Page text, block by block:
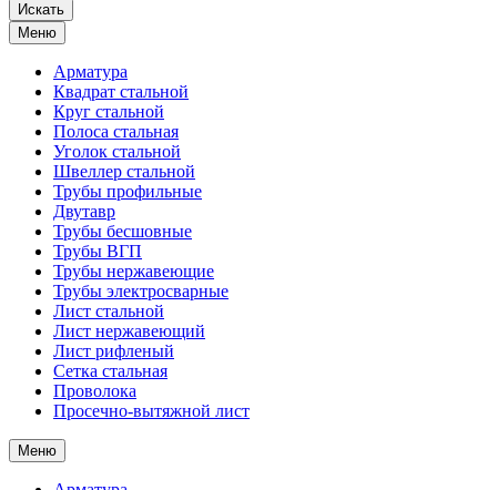
Искать
Меню
Арматура
Квадрат стальной
Круг стальной
Полоса стальная
Уголок стальной
Швеллер стальной
Трубы профильные
Двутавр
Трубы бесшовные
Трубы ВГП
Трубы нержавеющие
Трубы электросварные
Лист стальной
Лист нержавеющий
Лист рифленый
Сетка стальная
Проволока
Просечно-вытяжной лист
Меню